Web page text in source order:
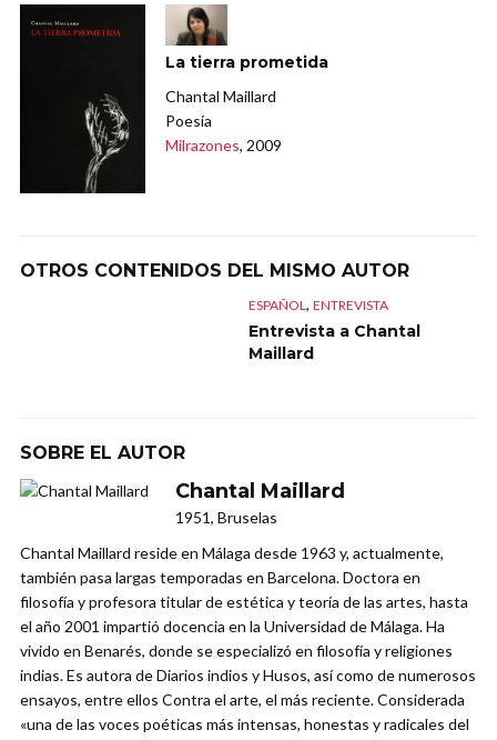
La tierra prometida
Chantal Maillard
Poesía
Milrazones, 2009
OTROS CONTENIDOS DEL MISMO AUTOR
ESPAÑOL, ENTREVISTA
Entrevista a Chantal
Maillard
SOBRE EL AUTOR
Chantal Maillard
1951, Bruselas
Chantal Maillard reside en Málaga desde 1963 y, actualmente,
también pasa largas temporadas en Barcelona. Doctora en
filosofía y profesora titular de estética y teoría de las artes, hasta
el año 2001 impartió docencia en la Universidad de Málaga. Ha
vivido en Benarés, donde se especializó en filosofía y religiones
indias. Es autora de Diarios indios y Husos, así como de numerosos
ensayos, entre ellos Contra el arte, el más reciente. Considerada
«una de las voces poéticas más intensas, honestas y radicales del